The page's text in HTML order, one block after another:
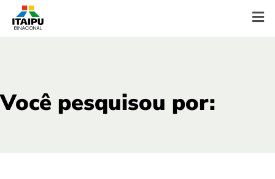
Você pesquisou por: